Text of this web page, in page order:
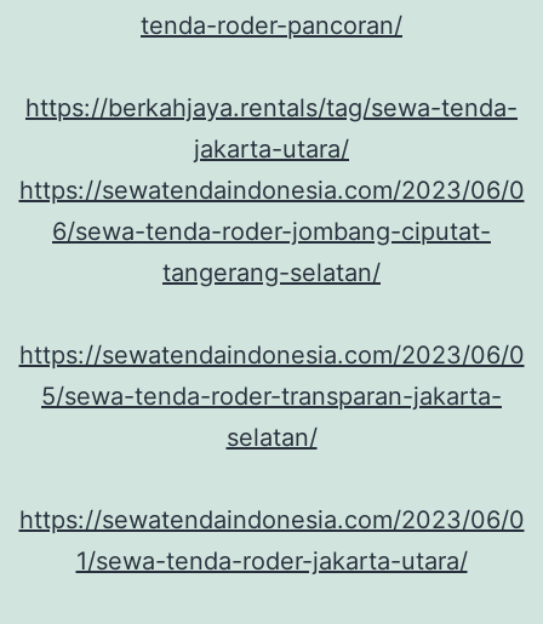
tenda-roder-pancoran/
https://berkahjaya.rentals/tag/sewa-tenda-
jakarta-utara/
https://sewatendaindonesia.com/2023/06/0
6/sewa-tenda-roder-jombang-ciputat-
tangerang-selatan/
https://sewatendaindonesia.com/2023/06/0
5/sewa-tenda-roder-transparan-jakarta-
selatan/
https://sewatendaindonesia.com/2023/06/0
1/sewa-tenda-roder-jakarta-utara/